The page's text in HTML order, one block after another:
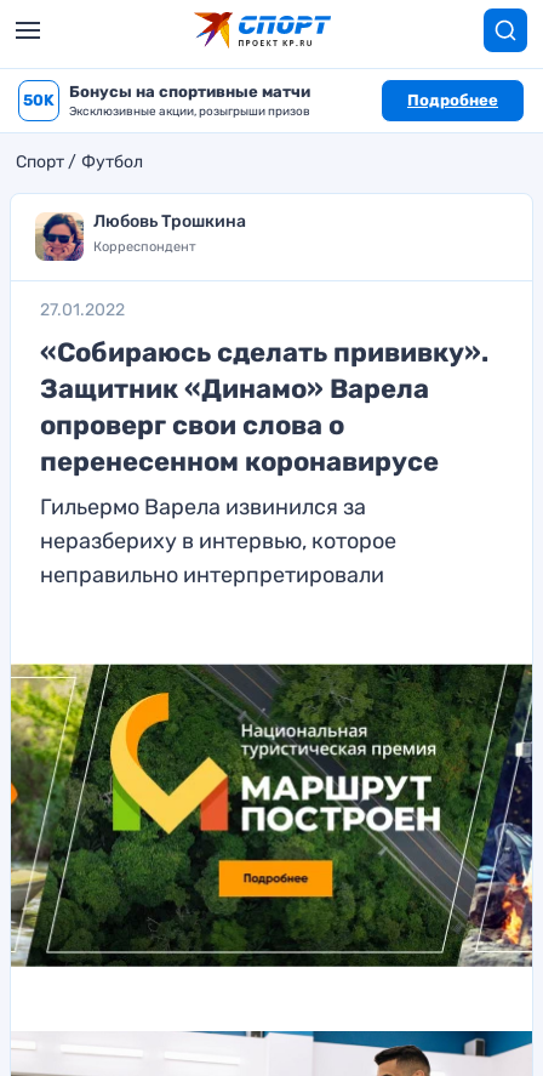
50K Бонусы на спортивные матчи
Эксклюзивные акции, розыгрыши призов
Подробнее
Спорт Футбол
Любовь Трошкина
Корреспондент
27.01.2022
«Собираюсь сделать прививку».
Защитник «Динамо» Варела
опроверг свои слова о
перенесенном коронавирусе
Гильермо Варела извинился за
неразбериху в интервью, которое
неправильно интерпретировали